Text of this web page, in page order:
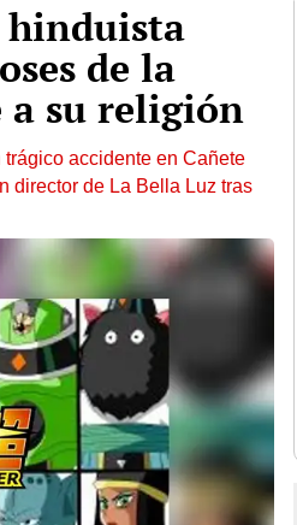
hinduista
de la
a su religión
accidente en Cañete
director de La Bella Luz tras